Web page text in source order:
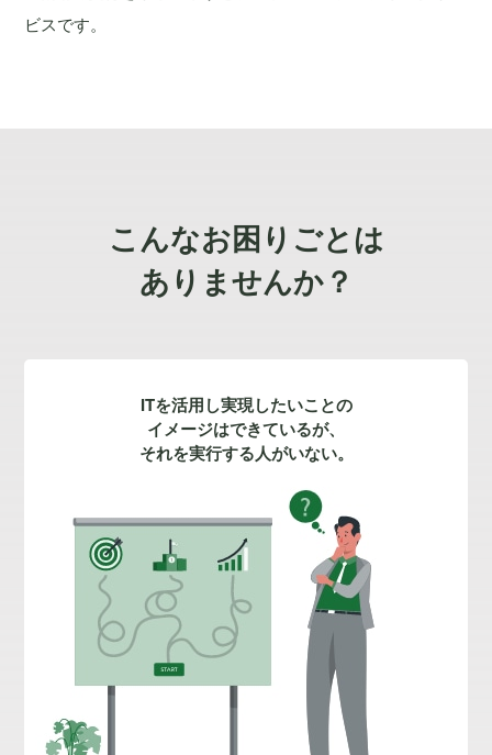
ビスです。
こんなお困りごとは
ありませんか？
ITを活用し実現したいことの
イメージはできているが、
それを実行する人がいない。